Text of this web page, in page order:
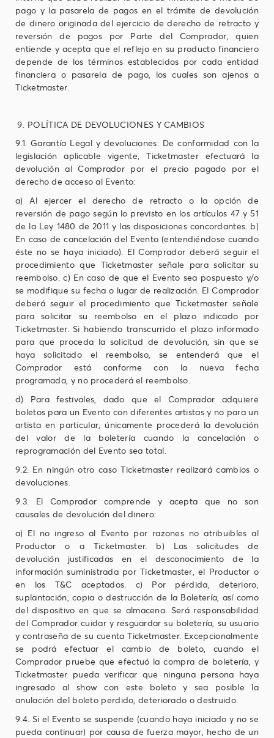
pago y la pasarela de pagos en el trámite de devolución
de dinero originada del ejercicio de derecho de retracto y
reversión de pagos por Parte del Comprador, quien
entiende y acepta que el reflejo en su producto financiero
depende de los términos establecidos por cada entidad
financiera o pasarela de pago, los cuales son ajenos a
Ticketmaster.
POLÍTICA DE DEVOLUCIONES Y CAMBIOS
9.1. Garantía Legal y devoluciones: De conformidad con la
legislación aplicable vigente, Ticketmaster efectuará la
devolución al Comprador por el precio pagado por el
derecho de acceso al Evento:
a) Al ejercer el derecho de retracto o la opción de
reversión de pago según lo previsto en los artículos 47 y 51
de la Ley 1480 de 2011 y las disposiciones concordantes. b)
En caso de cancelación del Evento (entendiéndose cuando
éste no se haya iniciado). El Comprador deberá seguir el
procedimiento que Ticketmaster señale para solicitar su
reembolso. c) En caso de que el Evento sea pospuesto y/o
se modifique su fecha o lugar de realización. El Comprador
deberá seguir el procedimiento que Ticketmaster señale
para solicitar su reembolso en el plazo indicado por
Ticketmaster. Si habiendo transcurrido el plazo informado
para que proceda la solicitud de devolución, sin que se
haya solicitado el reembolso, se entenderá que el
Comprador está conforme con la nueva fecha
programada, y no procederá el reembolso.
d) Para festivales, dado que el Comprador adquiere
boletos para un Evento con diferentes artistas y no para un
artista en particular, únicamente procederá la devolución
del valor de la boletería cuando la cancelación o
reprogramación del Evento sea total.
9.2. En ningún otro caso Ticketmaster realizará cambios o
devoluciones.
9.3. El Comprador comprende y acepta que no son
causales de devolución del dinero:
a) El no ingreso al Evento por razones no atribuibles al
Productor o a Ticketmaster. b) Las solicitudes de
devolución justificadas en el desconocimiento de la
información suministrada por Ticketmaster, el Productor o
en los T&C aceptados. c) Por pérdida, deterioro,
suplantación, copia o destrucción de la Boletería, así como
del dispositivo en que se almacena. Será responsabilidad
del Comprador cuidar y resguardar su boletería, su usuario
y contraseña de su cuenta Ticketmaster. Excepcionalmente
se podrá efectuar el cambio de boleto, cuando el
Comprador pruebe que efectuó la compra de boletería, y
Ticketmaster pueda verificar que ninguna persona haya
ingresado al show con este boleto y sea posible la
anulación del boleto perdido, deteriorado o destruido.
9.4. Si el Evento se suspende (cuando haya iniciado y no se
pueda continuar) por causa de fuerza mayor, hecho de un